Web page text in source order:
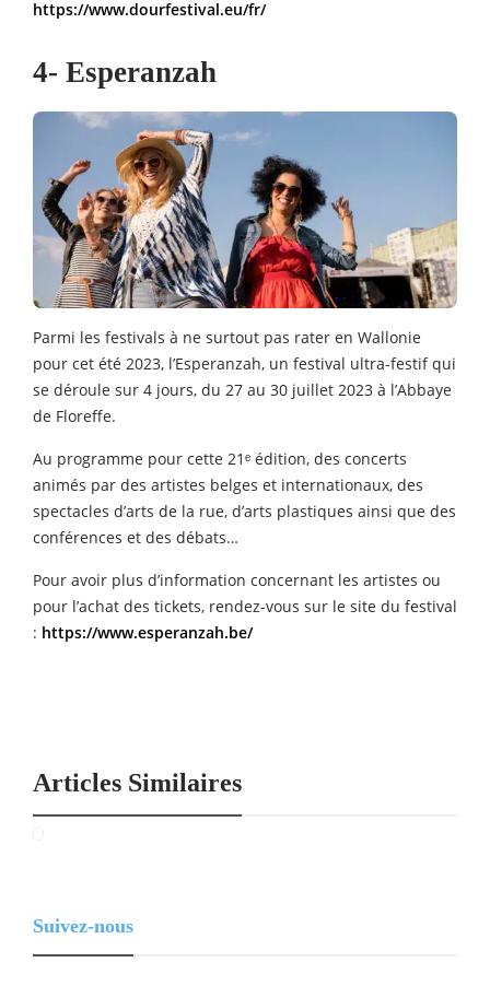
https://www.dourfestival.eu/fr/
4- Esperanzah
Parmi les festivals à ne surtout pas rater en Wallonie
pour cet été 2023, l’Esperanzah, un festival ultra-festif qui
se déroule sur 4 jours, du 27 au 30 juillet 2023 à l’Abbaye
de Floreffe.
Au programme pour cette 21ᵉ édition, des concerts
animés par des artistes belges et internationaux, des
spectacles d’arts de la rue, d’arts plastiques ainsi que des
conférences et des débats…
Pour avoir plus d’information concernant les artistes ou
pour l’achat des tickets, rendez-vous sur le site du festival
: https://www.esperanzah.be/
Articles Similaires
Suivez-nous